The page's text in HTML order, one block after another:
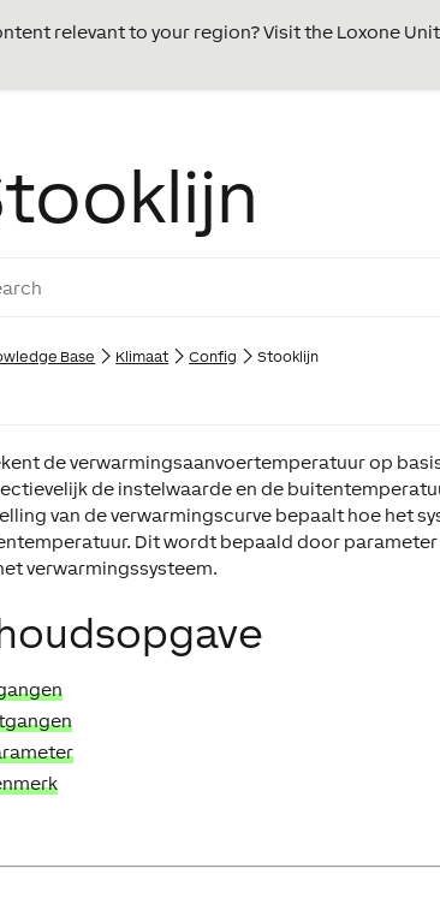
relevant to your region? Visit the Loxone
Base Klimaat Config Stooklijn
de verwarmingsaanvoertemperatuur op
de instelwaarde en de
van de verwarmingscurve bepaalt hoe het
Dit wordt bepaald door
verwarmingssysteem.